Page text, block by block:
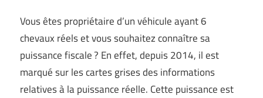
Vous êtes propriétaire d’un véhicule ayant 6
chevaux réels et vous souhaitez connaître sa
puissance fiscale ? En effet, depuis 2014, il est
marqué sur les cartes grises des informations
relatives à la puissance réelle. Cette puissance est